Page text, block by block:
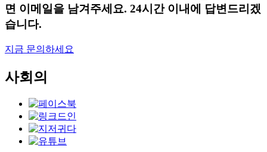
면 이메일을 남겨주세요. 24시간 이내에 답변드리겠
습니다.
지금 문의하세요
사회의